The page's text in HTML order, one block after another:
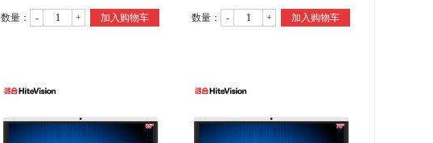
数量： - + 加入购物车 数量： - + 加入购物车